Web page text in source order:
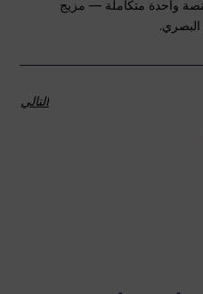
واحدة متكاملة — مزيج
البصري.
التالي